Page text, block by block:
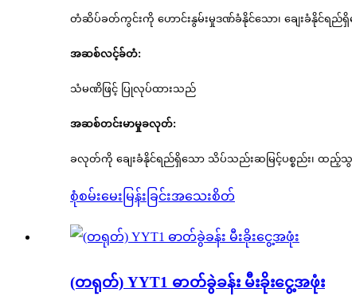
တံဆိပ်ခတ်ကွင်းကို ဟောင်းနွမ်းမှုဒဏ်ခံနိုင်သော၊ ချေးခံနိုင်ရ
အဆစ်လင့်ခ်တံ:
သံမဏိဖြင့် ပြုလုပ်ထားသည်
အဆစ်တင်းမာမှုခလုတ်:
ခလုတ်ကို ချေးခံနိုင်ရည်ရှိသော သိပ်သည်းဆမြင့်ပစ္စည်း၊ ထည့်
စုံစမ်းမေးမြန်းခြင်းအသေးစိတ်
(တရုတ်) YYT1 ဓာတ်ခွဲခန်း မီးခိုးငွေ့အဖုံး